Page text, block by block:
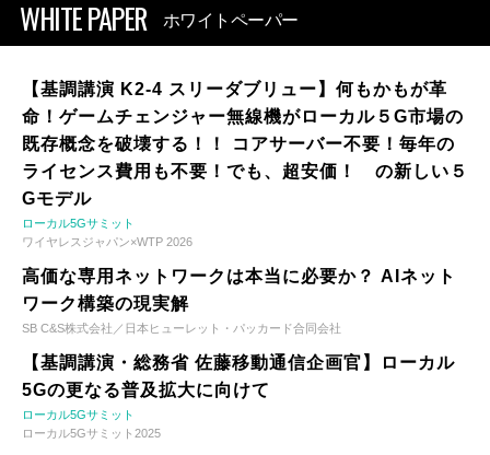
WHITE PAPER ホワイトペーパー
【基調講演 K2-4 スリーダブリュー】何もかもが革
命！ゲームチェンジャー無線機がローカル５G市場の
既存概念を破壊する！！ コアサーバー不要！毎年の
ライセンス費用も不要！でも、超安価！ の新しい５
Gモデル
ローカル5Gサミット
ワイヤレスジャパン×WTP 2026
高価な専用ネットワークは本当に必要か？ AIネット
ワーク構築の現実解
SB C&S株式会社／日本ヒューレット・パッカード合同会社
【基調講演・総務省 佐藤移動通信企画官】ローカル
5Gの更なる普及拡大に向けて
ローカル5Gサミット
ローカル5Gサミット2025